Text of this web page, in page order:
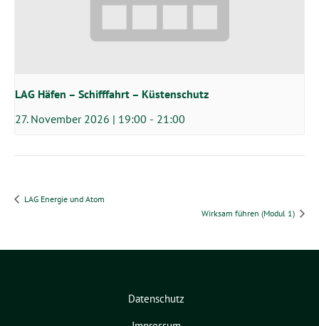
LAG Häfen – Schifffahrt – Küstenschutz
27. November 2026 | 19:00 - 21:00
LAG Energie und Atom
Wirksam führen (Modul 1)
Datenschutz